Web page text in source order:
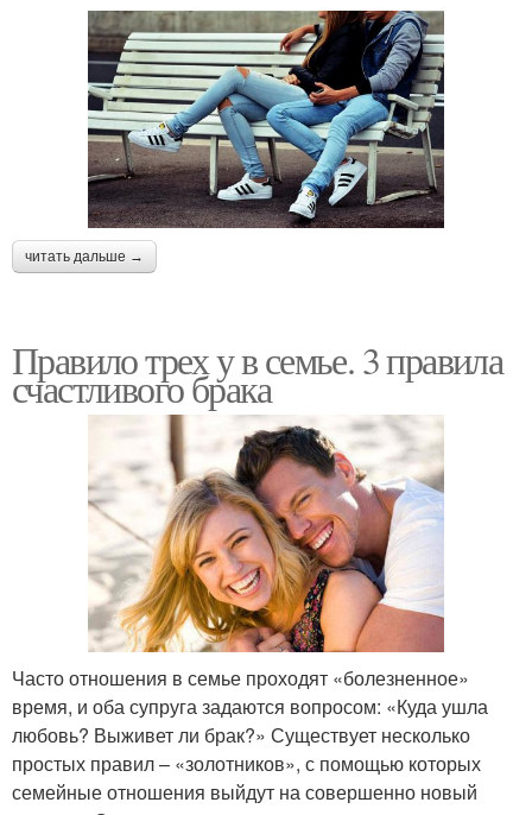
читать дальше →
Правило трех у в семье. 3 правила
счастливого брака
Часто отношения в семье проходят «болезненное»
время, и оба супруга задаются вопросом: «Куда ушла
любовь? Выживет ли брак?» Существует несколько
простых правил – «золотников», с помощью которых
семейные отношения выйдут на совершенно новый